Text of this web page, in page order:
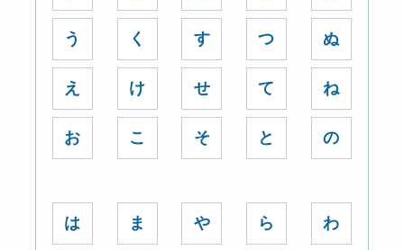
う
え
お
く
け
こ
す
せ
そ
つ
て
と
ぬ
ね
の
は ま や ら わ